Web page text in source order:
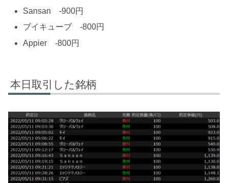
Sansan -900円
ブイキューブ -800円
Appier -800円
本日取引した銘柄